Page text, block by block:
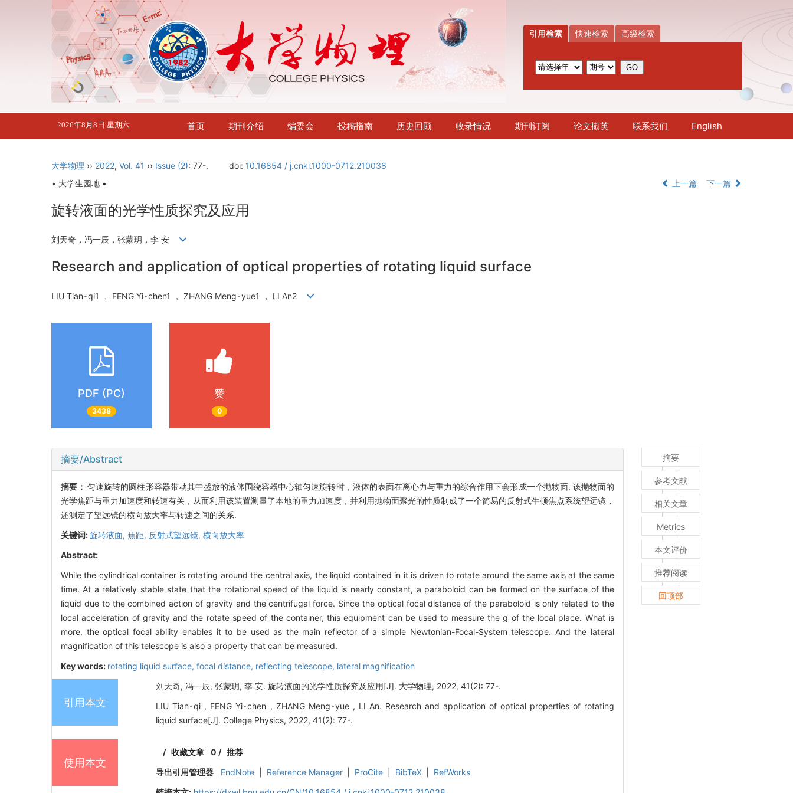
引用检索 快速检索 高级检索
2026年8月8日 星期六 首页 期刊介绍 编委会 投稿指南 历史回顾 收录情况 期刊订阅 论文撷英 联系我们 English
大学物理 ›› 2022, Vol. 41 ›› Issue (2): 77-. doi: 10.16854 / j.cnki.1000-0712.210038
• 大学生园地 •
上一篇 下一篇
旋转液面的光学性质探究及应用
刘天奇，冯一辰，张蒙玥，李 安
Research and application of optical properties of rotating liquid surface
LIU Tian⁃qi1 ， FENG Yi⁃chen1 ， ZHANG Meng⁃yue1 ， LI An2
PDF (PC)
3438
赞
0
摘要/Abstract
摘要：匀速旋转的圆柱形容器带动其中盛放的液体围绕容器中心轴匀速旋转时，液体的表面在离心力与重力的综合作用下会形成一个抛物面. 该抛物面的
光学焦距与重力加速度和转速有关，从而利用该装置测量了本地的重力加速度，并利用抛物面聚光的性质制成了一个简易的反射式牛顿焦点系统望远镜，
还测定了望远镜的横向放大率与转速之间的关系.
关键词:旋转液面, 焦距, 反射式望远镜, 横向放大率
Abstract:
While the cylindrical container is rotating around the central axis, the liquid contained in it is driven to rotate around the same axis at the same
time. At a relatively stable state that the rotational speed of the liquid is nearly constant, a paraboloid can be formed on the surface of the
liquid due to the combined action of gravity and the centrifugal force. Since the optical focal distance of the paraboloid is only related to the
local acceleration of gravity and the rotate speed of the container, this equipment can be used to measure the g of the local place. What is
more, the optical focal ability enables it to be used as the main reflector of a simple Newtonian-Focal-System telescope. And the lateral
magnification of this telescope is also a property that can be measured.
Key words: rotating liquid surface, focal distance, reflecting telescope, lateral magnification
引用本文
刘天奇, 冯一辰, 张蒙玥, 李 安. 旋转液面的光学性质探究及应用[J]. 大学物理, 2022, 41(2): 77-.
LIU Tian⁃qi , FENG Yi⁃chen , ZHANG Meng⁃yue , LI An. Research and application of optical properties of rotating
liquid surface[J]. College Physics, 2022, 41(2): 77-.
使用本文
/收藏文章 0 /推荐
导出引用管理器
EndNote Reference Manager ProCite BibTeX
RefWorks
摘要
参考文献
相关文章
Metrics
本文评价
推荐阅读
回顶部